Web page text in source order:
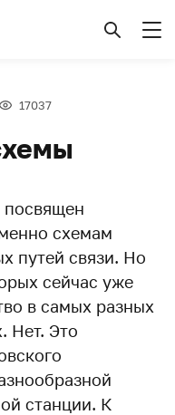
17037
посвящен
схемам
путей связи. Но
сейчас уже
в самых разных
Нет. Это
станции. К